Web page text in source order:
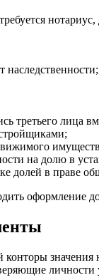
наследственности;
третьего лица
на долю в
долей в праве
оформление
значения